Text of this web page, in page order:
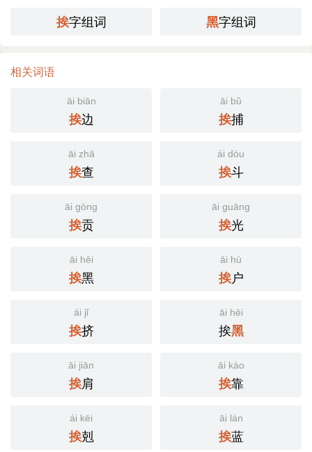
挨字组词 黑字组词
相关词语
āi biān
挨边
āi bǔ
挨捕
āi zhā
挨查
ái dòu
挨斗
āi gòng
挨贡
āi guāng
挨光
āi hēi
挨黑
āi hù
挨户
ái jǐ
挨挤
āi hēi
挨黑
āi jiān
挨肩
āi kào
挨靠
ái kēi
挨剋
āi lán
挨蓝